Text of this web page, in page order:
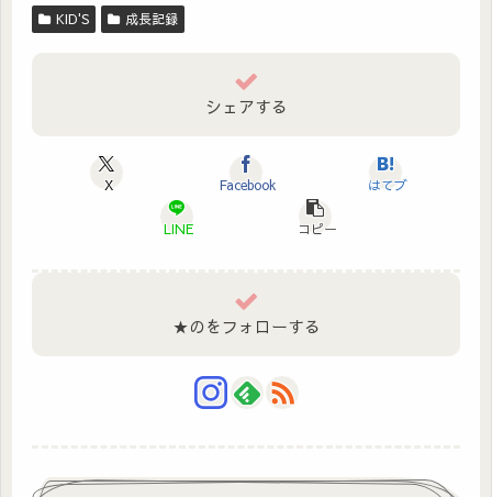
KID'S 成長記録
シェアする
X Facebook はてブ
LINE コピー
★のをフォローする